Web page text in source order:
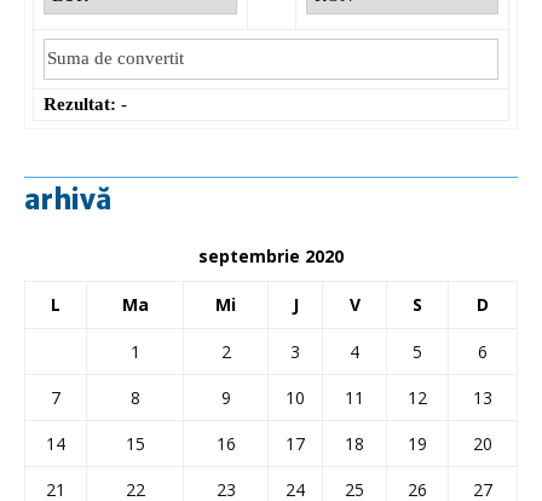
Rezultat: -
arhivă
septembrie 2020
L Ma Mi J V S D
1 2 3 4 5
6
7
8 9 10 11 12
13
14
15 16 17 18 19
20
21
22 23 24 25 26
27